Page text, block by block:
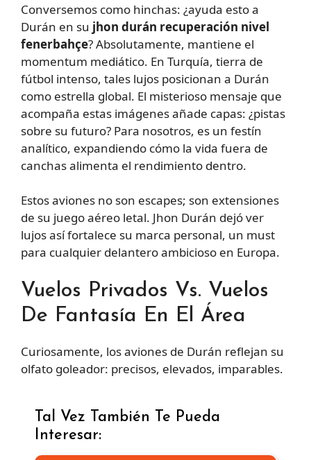
Conversemos como hinchas: ¿ayuda esto a
Durán en su jhon durán recuperación nivel
fenerbahçe? Absolutamente, mantiene el
momentum mediático. En Turquía, tierra de
fútbol intenso, tales lujos posicionan a Durán
como estrella global. El misterioso mensaje que
acompaña estas imágenes añade capas: ¿pistas
sobre su futuro? Para nosotros, es un festín
analítico, expandiendo cómo la vida fuera de
canchas alimenta el rendimiento dentro.
Estos aviones no son escapes; son extensiones
de su juego aéreo letal. Jhon Durán dejó ver
lujos así fortalece su marca personal, un must
para cualquier delantero ambicioso en Europa.
Vuelos Privados Vs. Vuelos
De Fantasía En El Área
Curiosamente, los aviones de Durán reflejan su
olfato goleador: precisos, elevados, imparables.
Tal Vez También Te Pueda
Interesar: